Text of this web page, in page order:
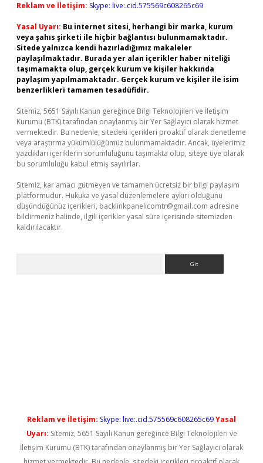
Reklam ve İletişim: Skype: live:.cid.575569c608265c69
Yasal Uyarı: Bu internet sitesi, herhangi bir marka, kurum
veya şahıs şirketi ile hiçbir bağlantısı bulunmamaktadır.
Sitede yalnızca kendi hazırladığımız makaleler
paylaşılmaktadır. Burada yer alan içerikler haber niteliği
taşımamakta olup, gerçek kurum ve kişiler hakkında
paylaşım yapılmamaktadır. Gerçek kurum ve kişiler ile isim
benzerlikleri tamamen tesadüfidir.
Sitemiz, 5651 Sayılı Kanun gereğince Bilgi Teknolojileri ve İletişim
Kurumu (BTK) tarafından onaylanmış bir Yer Sağlayıcı olarak hizmet
vermektedir. Bu nedenle, sitedeki içerikleri proaktif olarak denetleme
veya araştırma yükümlülüğümüz bulunmamaktadır. Ancak, üyelerimiz
yazdıkları içeriklerin sorumluluğunu taşımakta olup, siteye üye olarak
bu sorumluluğu kabul etmiş sayılırlar.
Sitemiz, kar amacı gütmeyen ve tamamen ücretsiz bir bilgi paylaşım
platformudur. Hukuka ve yasal düzenlemelere aykırı olduğunu
düşündüğünüz içerikleri, backlinkpanelicomtr@gmail.com adresine
bildirmeniz halinde, ilgili içerikler yasal süre içerisinde sitemizden
kaldırılacaktır.
Reklam ve İletişim: Skype: live:.cid.575569c608265c69Yasal
Uyarı: Sitemiz, 5651 Sayılı Kanun gereğince Bilgi Teknolojileri ve
İletişim Kurumu (BTK) tarafından onaylanmış bir Yer Sağlayıcı olarak